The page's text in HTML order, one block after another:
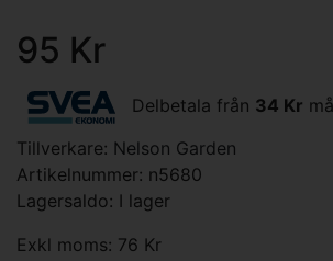
95 Kr
Delbetala från 34 Kr
Tillverkare: Nelson Garden
Artikelnummer: n5680
Lagersaldo: I lager
Exkl moms: 76 Kr